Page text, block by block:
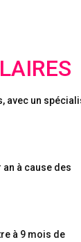
avec un
à cause des
à 9 mois de